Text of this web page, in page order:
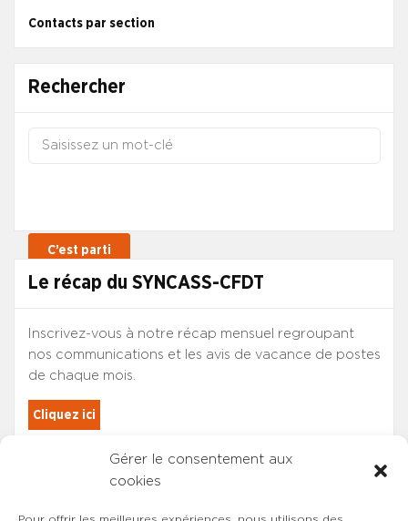
Gérer le consentement aux
cookies
Contacts par section
Rechercher
Le récap du SYNCASS-CFDT
Inscrivez-vous à notre récap mensuel regroupant
nos communications et les avis de vacance de postes
de chaque mois.
Cliquez ici
Les adhérents du SYNCASS-CFDT
sont automatiquement inscrits.